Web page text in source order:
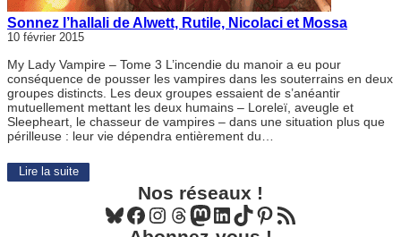
Sonnez l’hallali de Alwett, Rutile, Nicolaci et Mossa
10 février 2015
My Lady Vampire – Tome 3 L’incendie du manoir a eu pour
conséquence de pousser les vampires dans les souterrains en deux
groupes distincts. Les deux groupes essaient de s’anéantir
mutuellement mettant les deux humains – Loreleï, aveugle et
Sleepheart, le chasseur de vampires – dans une situation plus que
périlleuse : leur vie dépendra entièrement du…
Lire la suite
Nos réseaux !
Bluesky Facebook Instagram Threads Mastodon LinkedIn TikTok Pinterest Flux RSS